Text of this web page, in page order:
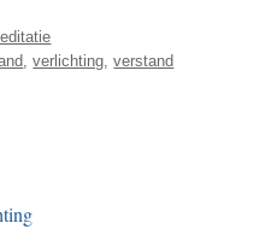
,verlichting,verstand